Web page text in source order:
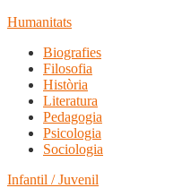
Humanitats
Biografies
Filosofia
Història
Literatura
Pedagogia
Psicologia
Sociologia
Infantil / Juvenil